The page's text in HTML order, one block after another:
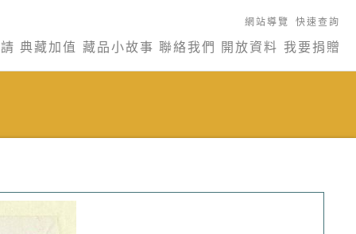
網站導覽 快速查詢
典藏加值 藏品小故事 聯絡我們 開放資料 我要捐贈